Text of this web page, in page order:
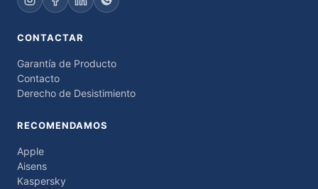
CONTACTAR
Garantía de Producto
Contacto
Derecho de Desistimiento
RECOMENDAMOS
Apple
Aisens
Kaspersky